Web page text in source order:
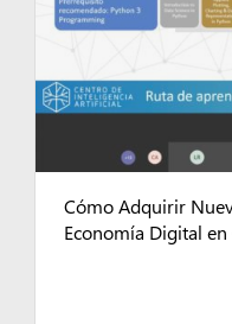
Cómo Adquirir
Economía Digital